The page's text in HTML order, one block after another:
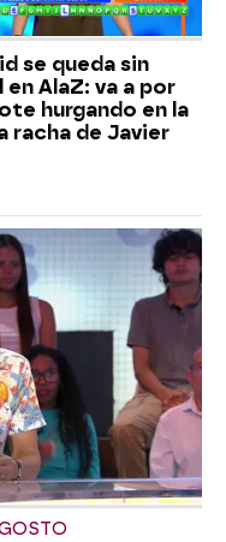
se queda sin
en AlaZ: va a por
hurgando en la
racha de Javier